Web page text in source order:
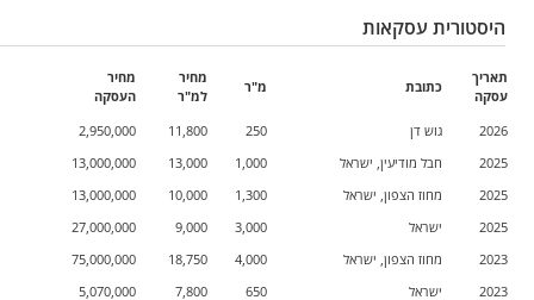
✅ מטבחון ומיזוג נפרד לכל יחידת משרדים, ושירותים ציבוריים בכל קומה.
✅ לבנין זכויות בניה נוספות ששווין 2.5 מיליון..מחיר הנכס 24 מיליון שח
וכולל את זכויות הבניה.
התמונות להמחשה בלבד ולא של הנכס.
לתאום סיור בנכס: מרכז הנדל"ן למסחר 058-6282801.
למשרדינו מגוון נכסים מסחריים לשימוש עצמי והשקעה (מסחר, משרדים,
תעשיה, לוגיסטיקה, מגרשים), ונשמח לעמוד לרשותכם.
היסטורית עסקאות
תאריך
עסקה
כתובת מ"ר
מחיר
למ"ר
מחיר
העסקה
2026
גוש דן 250
11,800
2,950,000
2025
חבל מודיעין, ישראל 1,000
13,000
13,000,000
2025
מחוז הצפון, ישראל 1,300
10,000
13,000,000
2025
ישראל 3,000
9,000
27,000,000
2023
מחוז הצפון, ישראל 4,000
18,750
75,000,000
2023
ישראל 650
7,800
5,070,000